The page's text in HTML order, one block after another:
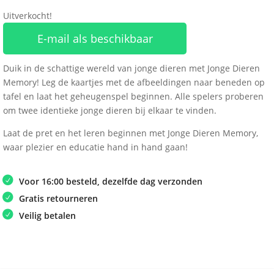
Uitverkocht!
E-mail als beschikbaar
Duik in de schattige wereld van jonge dieren met Jonge Dieren
Memory! Leg de kaartjes met de afbeeldingen naar beneden op
tafel en laat het geheugenspel beginnen. Alle spelers proberen
om twee identieke jonge dieren bij elkaar te vinden.
Laat de pret en het leren beginnen met Jonge Dieren Memory,
waar plezier en educatie hand in hand gaan!
Voor 16:00 besteld, dezelfde dag verzonden
Gratis retourneren
Veilig betalen